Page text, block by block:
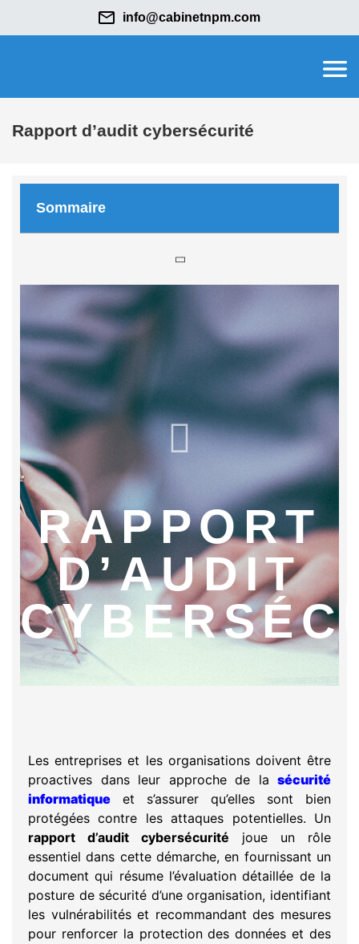
info@cabinetnpm.com
Rapport d’audit cybersécurité
Sommaire
RAPPORT
D’AUDIT
Les entreprises et les organisations doivent être
proactives dans leur approche de la sécurité
informatique et s’assurer qu’elles sont bien
protégées contre les attaques potentielles. Un
rapport d’audit cybersécurité joue un rôle
essentiel dans cette démarche, en fournissant un
document qui résume l’évaluation détaillée de la
posture de sécurité d’une organisation, identifiant
les vulnérabilités et recommandant des mesures
pour renforcer la protection des données et des